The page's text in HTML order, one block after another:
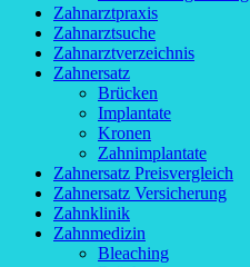
Zahnarztpraxis
Zahnarztsuche
Zahnarztverzeichnis
Zahnersatz
Brücken
Implantate
Kronen
Zahnimplantate
Zahnersatz Preisvergleich
Zahnersatz Versicherung
Zahnklinik
Zahnmedizin
Bleaching